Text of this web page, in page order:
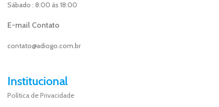
Sábado : 8:00 ás 18:00
E-mail Contato
contato@adiogo.com.br
Institucional
Política de Privacidade